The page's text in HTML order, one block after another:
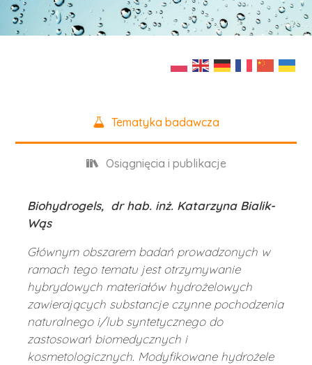
Tematyka badawcza
Osiągnięcia i publikacje
Biohydrogels, dr hab. inż. Katarzyna Bialik-
Wąs
Głównym obszarem badań prowadzonych w
ramach tego tematu jest otrzymywanie
hybrydowych materiałów hydrożelowych
zawierających substancje czynne pochodzenia
naturalnego i/lub syntetycznego do
zastosowań biomedycznych i
kosmetologicznych. Modyfikowane hydrożele